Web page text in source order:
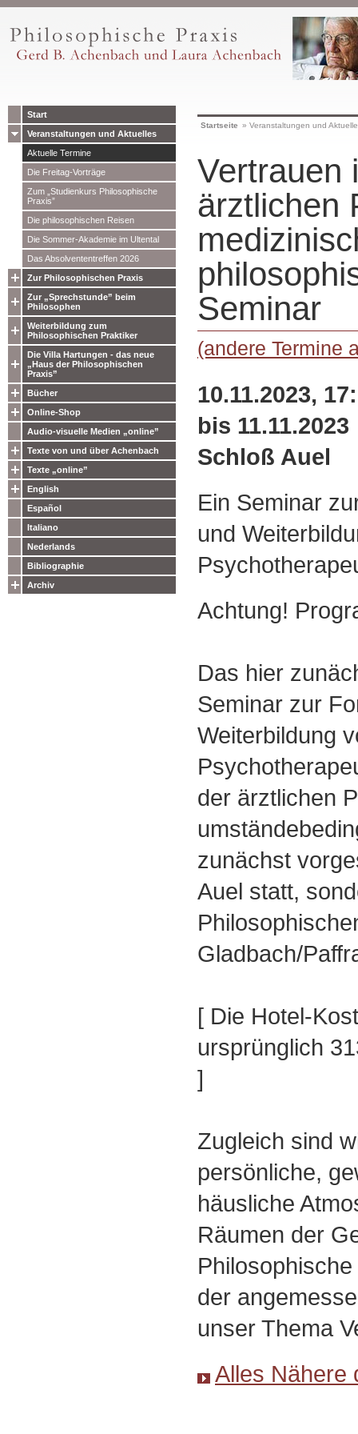
Start
Veranstaltungen und Aktuelles
Aktuelle Termine
Die Freitag-Vorträge
Zum „Studienkurs Philosophische
Praxis”
Die philosophischen Reisen
Die Sommer-Akademie im Ultental
Das Absolvententreffen 2026
Zur Philosophischen Praxis
Zur „Sprechstunde” beim
Philosophen
Weiterbildung zum
Philosophischen Praktiker
Die Villa Hartungen - das neue
„Haus der Philosophischen
Praxis”
Bücher
Online-Shop
Audio-visuelle Medien „online”
Texte von und über Achenbach
Texte „online”
English
Español
Italiano
Nederlands
Bibliographie
Archiv
Startseite » Veranstaltungen und
Vertrauen
ärztlichen
Seminar
(andere Termine
10.11.2023,
bis 11.11.2023
Schloß Auel
Ein Seminar
und
Achtung!
Das hier
Seminar zur
Weiterbildung
der ärztlichen
zunächst
Auel statt,
Gladbach/
[ Die Hotel-
ursprünglich
]
Zugleich sind
persönliche,
häusliche
Räumen der
der
unser Thema
Alles Nähere